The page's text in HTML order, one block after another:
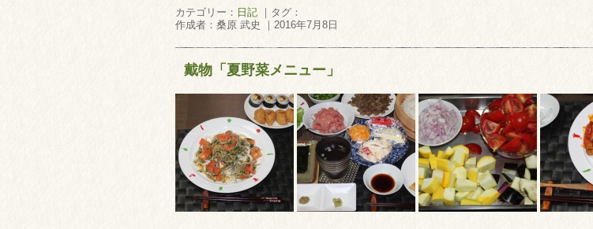
カテゴリー： 日記 ｜タグ：
作成者：桑原 武史 ｜2016年7月8日
戴物「夏野菜メニュー」